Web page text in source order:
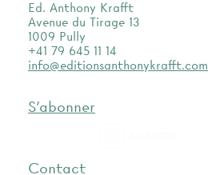
Ed. Anthony Krafft
Avenue du Tirage 13
1009 Pully
+41 79 645 11 14
info@editionsanthonykrafft.com
S'abonner
Contact